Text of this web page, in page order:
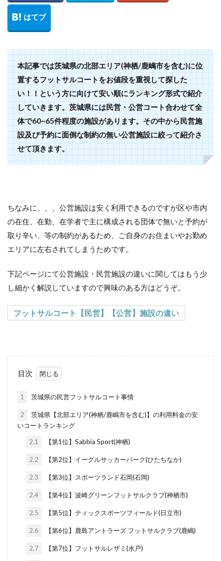
本記事では茨城県の北部エリア(神栖/鹿嶋市を含む)に位
置するフットサルコートをお値段を重視して探した
い！！という方に向けて安い順にランキング形式で紹介
していきます。茨城県には民営・公営コート合わせて全
体で60~65件程度の施設があります。その中から民営施
設及び予約に面倒な制約の無い公営施設に絞って紹介さ
せて頂きます。
ちなみに、、、公営施設は安く利用できるのですが区や市内
の在住、在勤、在学者で主に構成される団体で無いと予約が
取り辛い、等の制約があるため、ご自身のお住まいやお勤め
エリアに左右されてしまうためです。
下記ページにて公営施設・民営施設の違いに関してはもう少
し細かく解説していますので興味のある方はどうぞ。
フットサルコート【民営】【公営】施設の違い
目次
1 茨城県の民営フットサルコート事情
2
茨城県【北部エリア(神栖/鹿嶋市を含む)】の利用料金の安
いコートランキング
2.1 【第1位】Sabbia Sport(神栖)
2.2 【第2位】イーグルサッカーパーク(ひたちなか)
2.3 【第3位】スポーツランド石岡(石岡)
2.4 【第4位】波崎グリーンフットサルクラブ(神栖市)
2.5 【第5位】ティックスポーツフィールド(日立市)
2.6 【第6位】鹿島アントラーズ フットサルクラブ(鹿嶋)
2.7 【第7位】フットサルレザミ(水戸)